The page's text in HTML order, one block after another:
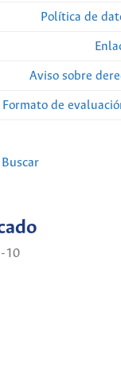
Política de
Aviso sobre
Formato de
Buscar
10